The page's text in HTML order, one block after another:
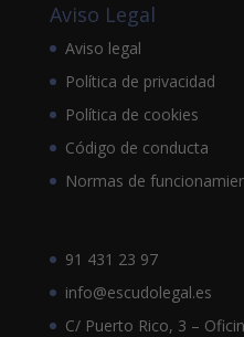
Aviso Legal
Aviso legal
Política de privacidad
Política de cookies
Código de conducta
Normas de
91 431 23 97
info@escudolegal.es
C/ Puerto Rico, 3 –